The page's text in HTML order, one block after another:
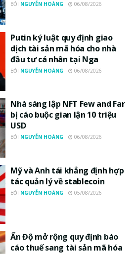
BỞI NGUYỄN HOÀNG 06/08/2026
Putin ký luật quy định giao
dịch tài sản mã hóa cho nhà
đầu tư cá nhân tại Nga
BỞI NGUYỄN HOÀNG 06/08/2026
Nhà sáng lập NFT Few and Far
bị cáo buộc gian lận 10 triệu
USD
BỞI NGUYỄN HOÀNG 06/08/2026
Mỹ và Anh tái khẳng định hợp
tác quản lý về stablecoin
BỞI NGUYỄN HOÀNG 05/08/2026
Ấn Độ mở rộng quy định báo
cáo thuế sang tài sản mã hóa